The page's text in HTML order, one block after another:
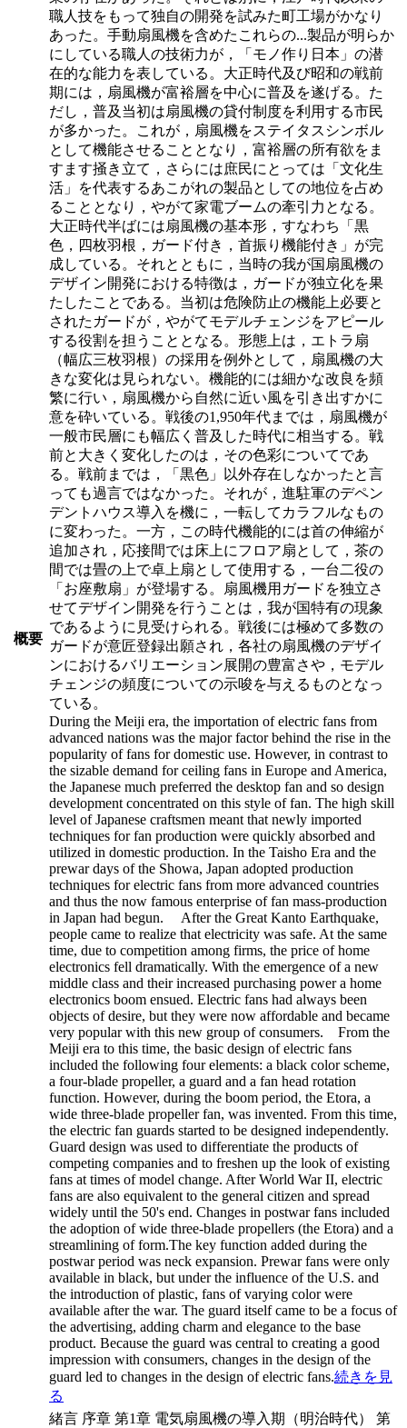
概要
職人技をもって独自の開発を試みた町工場がかなり
あった。手動扇風機を含めたこれらの...製品が明らか
にしている職人の技術力が，「モノ作り日本」の潜
在的な能力を表している。大正時代及び昭和の戦前
期には，扇風機が富裕層を中心に普及を遂げる。た
だし，普及当初は扇風機の貸付制度を利用する市民
が多かった。これが，扇風機をステイタスシンボル
として機能させることとなり，富裕層の所有欲をま
すます掻き立て，さらには庶民にとっては「文化生
活」を代表するあこがれの製品としての地位を占め
ることとなり，やがて家電ブームの牽引力となる。
大正時代半ばには扇風機の基本形，すなわち「黒
色，四枚羽根，ガード付き，首振り機能付き」が完
成している。それとともに，当時の我が国扇風機の
デザイン開発における特徴は，ガードが独立化を果
たしたことである。当初は危険防止の機能上必要と
されたガードが，やがてモデルチェンジをアピール
する役割を担うこととなる。形態上は，エトラ扇
（幅広三枚羽根）の採用を例外として，扇風機の大
きな変化は見られない。機能的には細かな改良を頻
繁に行い，扇風機から自然に近い風を引き出すかに
意を砕いている。戦後の1,950年代までは，扇風機が
一般市民層にも幅広く普及した時代に相当する。戦
前と大きく変化したのは，その色彩についてであ
る。戦前までは，「黒色」以外存在しなかったと言
っても過言ではなかった。それが，進駐軍のデペン
デントハウス導入を機に，一転してカラフルなもの
に変わった。一方，この時代機能的には首の伸縮が
追加され，応接間では床上にフロア扇として，茶の
間では畳の上で卓上扇として使用する，一台二役の
「お座敷扇」が登場する。扇風機用ガードを独立さ
せてデザイン開発を行うことは，我が国特有の現象
であるように見受けられる。戦後には極めて多数の
ガードが意匠登録出願され，各社の扇風機のデザイ
ンにおけるバリエーション展開の豊富さや，モデル
チェンジの頻度についての示唆を与えるものとなっ
ている。
During the Meiji era, the importation of electric fans from
advanced nations was the major factor behind the rise in the
popularity of fans for domestic use. However, in contrast to
the sizable demand for ceiling fans in Europe and America,
the Japanese much preferred the desktop fan and so design
development concentrated on this style of fan. The high skill
level of Japanese craftsmen meant that newly imported
techniques for fan production were quickly absorbed and
utilized in domestic production. In the Taisho Era and the
prewar days of the Showa, Japan adopted production
techniques for electric fans from more advanced countries
and thus the now famous enterprise of fan mass-production
in Japan had begun. After the Great Kanto Earthquake,
people came to realize that electricity was safe. At the same
time, due to competition among firms, the price of home
electronics fell dramatically. With the emergence of a new
middle class and their increased purchasing power a home
electronics boom ensued. Electric fans had always been
objects of desire, but they were now affordable and became
very popular with this new group of consumers. From the
Meiji era to this time, the basic design of electric fans
included the following four elements: a black color scheme,
a four-blade propeller, a guard and a fan head rotation
function. However, during the boom period, the Etora, a
wide three-blade propeller fan, was invented. From this time,
the electric fan guards started to be designed independently.
Guard design was used to differentiate the products of
competing companies and to freshen up the look of existing
fans at times of model change. After World War II, electric
fans are also equivalent to the general citizen and spread
widely until the 50's end. Changes in postwar fans included
the adoption of wide three-blade propellers (the Etora) and a
streamlining of form.The key function added during the
postwar period was neck expansion. Prewar fans were only
available in black, but under the influence of the U.S. and
the introduction of plastic, fans of varying color were
available after the war. The guard itself came to be a focus of
the advertising, adding charm and elegance to the base
product. Because the guard was central to creating a good
impression with consumers, changes in the design of the
guard led to changes in the design of electric fans.続きを見
る
緒言 序章 第1章 電気扇風機の導入期（明治時代） 第